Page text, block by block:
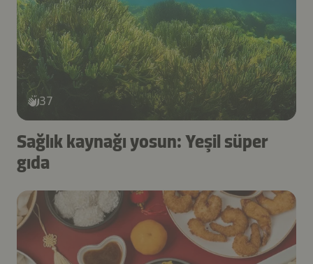
37
Sağlık kaynağı yosun: Yeşil süper
gıda